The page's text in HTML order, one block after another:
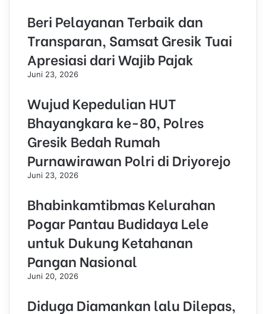
Beri Pelayanan Terbaik dan
Transparan, Samsat Gresik Tuai
Apresiasi dari Wajib Pajak
Juni 23, 2026
Wujud Kepedulian HUT
Bhayangkara ke-80, Polres
Gresik Bedah Rumah
Purnawirawan Polri di Driyorejo
Juni 23, 2026
Bhabinkamtibmas Kelurahan
Pogar Pantau Budidaya Lele
untuk Dukung Ketahanan
Pangan Nasional
Juni 20, 2026
Diduga Diamankan lalu Dilepas,